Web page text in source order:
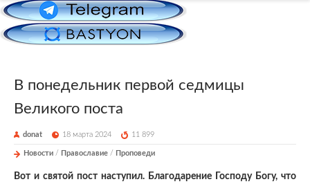
В понедельник первой седмицы
Великого поста
donat 18 марта 2024 11 899
Новости / Православие / Проповеди
Вот и святой пост наступил. Благодарение Господу Богу, что